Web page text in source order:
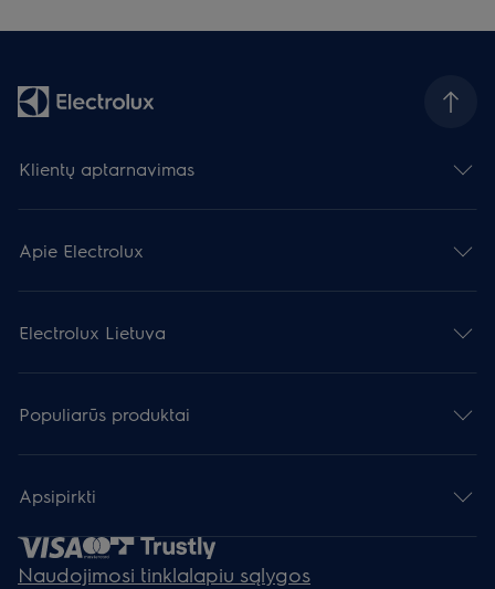
Klientų aptarnavimas
Apie Electrolux
Electrolux Lietuva
Populiarūs produktai
Apsipirkti
Naudojimosi tinklalapiu sąlygos